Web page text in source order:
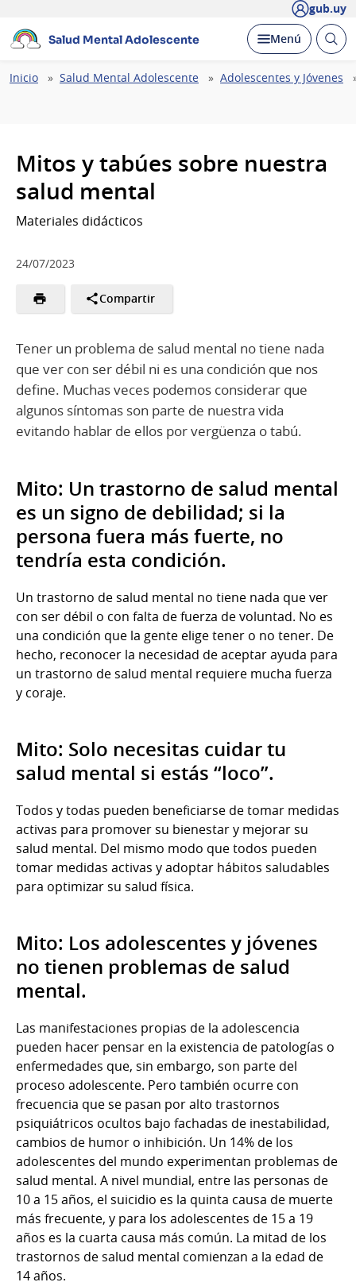
gub.uy
Salud Mental Adolescente Desplegar
Menú Abrir
Ruta
Inicio Salud Mental Adolescente Adolescentes y Jóvenes
Mitos y tabúes sobre nuestra
salud mental
Materiales didácticos
24/07/2023
Compartir
Tener un problema de salud mental no tiene nada
que ver con ser débil ni es una condición que nos
define. Muchas veces podemos considerar que
algunos síntomas son parte de nuestra vida
evitando hablar de ellos por vergüenza o tabú.
Mito: Un trastorno de salud mental
es un signo de debilidad; si la
persona fuera más fuerte, no
tendría esta condición.
Un trastorno de salud mental no tiene nada que ver
con ser débil o con falta de fuerza de voluntad. No es
una condición que la gente elige tener o no tener. De
hecho, reconocer la necesidad de aceptar ayuda para
un trastorno de salud mental requiere mucha fuerza
y ​​coraje.
Mito: Solo necesitas cuidar tu
salud mental si estás “loco”.
Todos y todas pueden beneficiarse de tomar medidas
activas para promover su bienestar y mejorar su
salud mental. Del mismo modo que todos pueden
tomar medidas activas y adoptar hábitos saludables
para optimizar su salud física.
Mito: Los adolescentes y jóvenes
no tienen problemas de salud
mental.
Las manifestaciones propias de la adolescencia
pueden hacer pensar en la existencia de patologías o
enfermedades que, sin embargo, son parte del
proceso adolescente. Pero también ocurre con
frecuencia que se pasan por alto trastornos
psiquiátricos ocultos bajo fachadas de inestabilidad,
cambios de humor o inhibición. Un 14% de los
adolescentes del mundo experimentan problemas de
salud mental. A nivel mundial, entre las personas de
10 a 15 años, el suicidio es la quinta causa de muerte
más frecuente, y para los adolescentes de 15 a 19
años es la cuarta causa más común. La mitad de los
trastornos de salud mental comienzan a la edad de
14 años.